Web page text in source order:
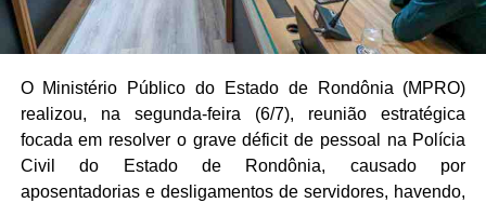
O Ministério Público do Estado de Rondônia (MPRO)
realizou, na segunda-feira (6/7), reunião estratégica
focada em resolver o grave déficit de pessoal na Polícia
Civil do Estado de Rondônia, causado por
aposentadorias e desligamentos de servidores, havendo,